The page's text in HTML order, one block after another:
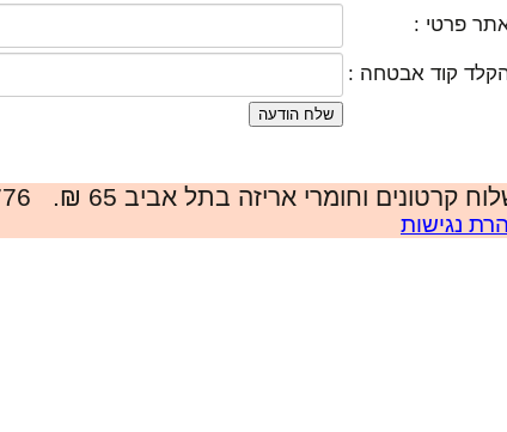
פרטי :
קוד אבטחה :
שלח הודעה
קרטונים וחומרי אריזה בתל אביב 65 ₪. 0544-874-776
נגישות